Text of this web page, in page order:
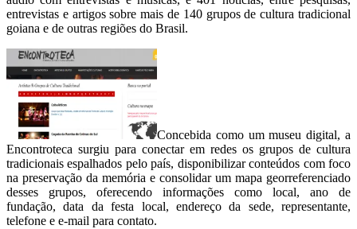
entrevistas e artigos sobre mais de 140 grupos de cultura tradicional
goiana e de outras regiões do Brasil.
Concebida como um museu digital, a
Encontroteca surgiu para conectar em redes os grupos de cultura
tradicionais espalhados pelo país, disponibilizar conteúdos com foco
na preservação da memória e consolidar um mapa georreferenciado
desses grupos, oferecendo informações como local, ano de
fundação, data da festa local, endereço da sede, representante,
telefone e e-mail para contato.